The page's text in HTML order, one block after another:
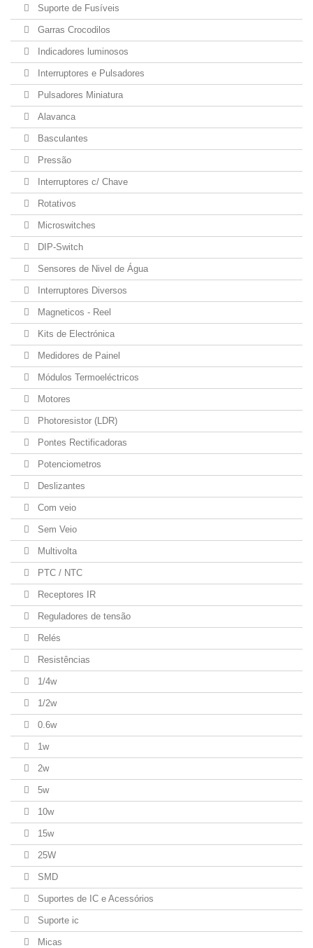
Suporte de Fusíveis
Garras Crocodilos
Indicadores luminosos
Interruptores e Pulsadores
Pulsadores Miniatura
Alavanca
Basculantes
Pressão
Interruptores c/ Chave
Rotativos
Microswitches
DIP-Switch
Sensores de Nivel de Água
Interruptores Diversos
Magneticos - Reel
Kits de Electrónica
Medidores de Painel
Módulos Termoeléctricos
Motores
Photoresistor (LDR)
Pontes Rectificadoras
Potenciometros
Deslizantes
Com veio
Sem Veio
Multivolta
PTC / NTC
Receptores IR
Reguladores de tensão
Relés
Resistências
1/4w
1/2w
0.6w
1w
2w
5w
10w
15w
25W
SMD
Suportes de IC e Acessórios
Suporte ic
Micas